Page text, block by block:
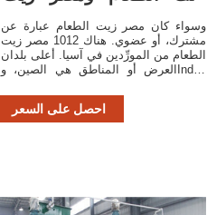
الطعام في
وسواء كان مصر زيت الطعام عبارة عن
مشترك، أو عضوي. هناك 1012 مصر زيت
الطعام من المورِّدين في آسيا. أعلى بلدان
العرض أو المناطق هي الصين، وIndia،
مصر زيت الطعام
احصل على السعر